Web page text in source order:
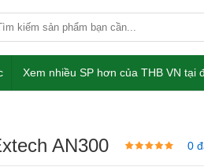
Xem nhiều SP hơn của THB VN tại
AN300 0